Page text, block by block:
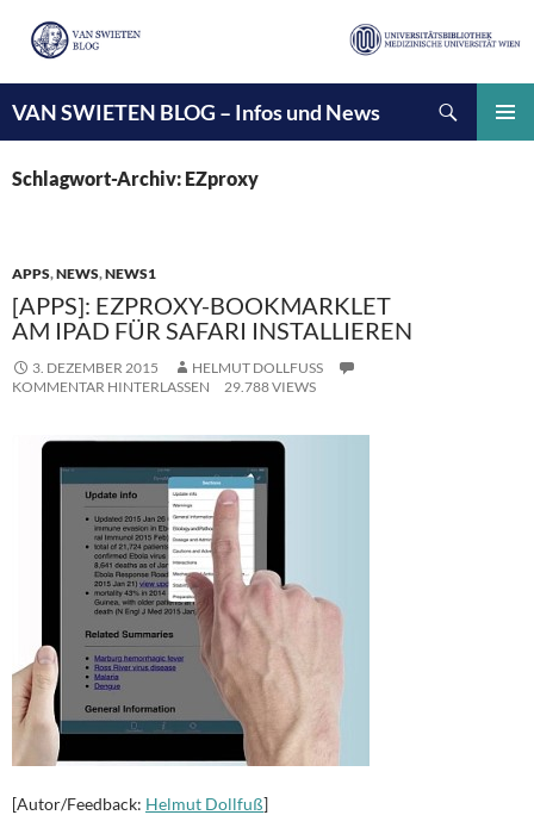
VAN SWIETEN BLOG – Infos und News
INHALT
SPRINGEN
Schlagwort-Archiv: EZproxy
APPS,NEWS,NEWS1
[APPS]: EZPROXY-BOOKMARKLET
AM IPAD FÜR SAFARI INSTALLIEREN
3. DEZEMBER 2015
HELMUT DOLLFUSS
KOMMENTAR HINTERLASSEN
29.788 VIEWS
[Autor/Feedback: Helmut Dollfuß]